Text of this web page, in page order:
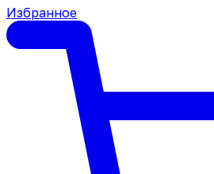
Избранное